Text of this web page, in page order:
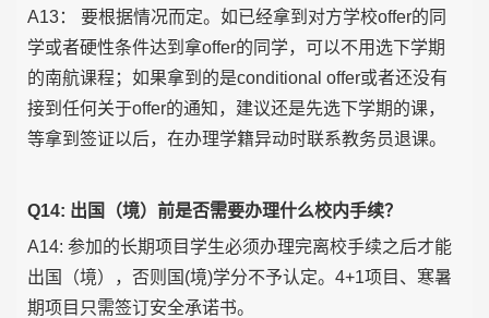
A13： 要根据情况而定。如已经拿到对方学校offer的同
学或者硬性条件达到拿offer的同学，可以不用选下学期
的南航课程；如果拿到的是conditional offer或者还没有
接到任何关于offer的通知，建议还是先选下学期的课，
等拿到签证以后，在办理学籍异动时联系教务员退课。
Q14: 出国（境）前是否需要办理什么校内手续？
A14: 参加的长期项目学生必须办理完离校手续之后才能
出国（境），否则国(境)学分不予认定。4+1项目、寒暑
期项目只需签订安全承诺书。